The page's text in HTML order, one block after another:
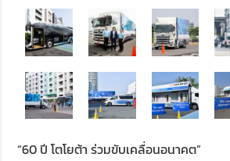
“60 ปี โตโยต้า ร่วมขับเคลื่อนอนาคต”